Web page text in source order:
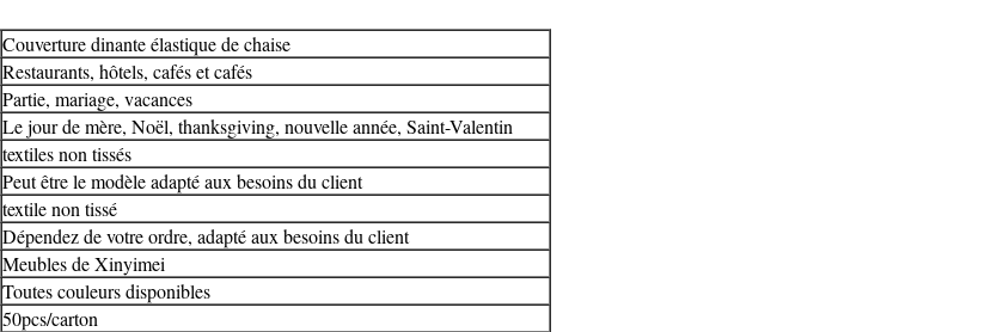
Couverture dinante élastique de chaise
Restaurants, hôtels, cafés et cafés
Partie, mariage, vacances
Le jour de mère, Noël, thanksgiving, nouvelle année, Saint-Valentin
textiles non tissés
Peut être le modèle adapté aux besoins du client
textile non tissé
Dépendez de votre ordre, adapté aux besoins du client
Meubles deXinyimei
Toutes couleurs disponibles
50pcs/carton